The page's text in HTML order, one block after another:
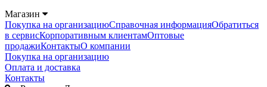
Магазин
Покупка на организациюСправочная информацияОбратиться
в сервисКорпоративным клиентамОптовые
продажиКонтактыО компании
Покупка на организацию
Оплата и доставка
Контакты